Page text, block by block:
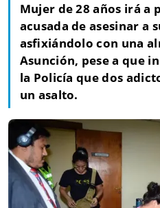
Mujer de 28 años irá a
acusada de asesinar a
asfixiándolo con una
Asunción, pese a que
la Policía que dos
un asalto.